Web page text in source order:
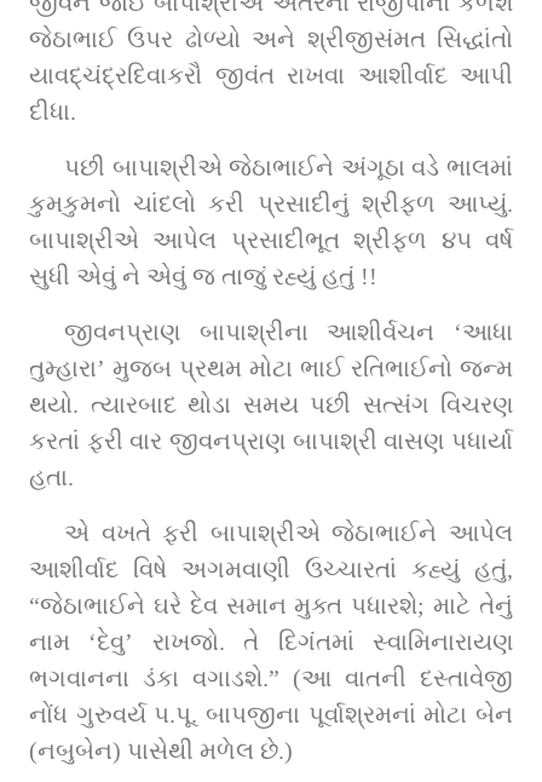
જેઠાભાઈ ઉપર ઢોળ્યો અને શ્રીજીસંમત સિદ્ધાંતો
યાવદ્‌ચંદ્રદિવાકરૌ જીવંત રાખવા આશીર્વાદ આપી
દીધા.
પછી બાપાશ્રીએ જેઠાભાઈને અંગૂઠા વડે ભાલમાં
કુમકુમનો ચાંદલો કરી પ્રસાદીનું શ્રીફળ આપ્યું.
બાપાશ્રીએ આપેલ પ્રસાદીભૂત શ્રીફળ ૪૫ વર્ષ
સુધી એવું ને એવું જ તાજું રહ્યું હતું !!
જીવનપ્રાણ બાપાશ્રીના આશીર્વચન ‘આધા
તુમ્હારા’ મુજબ પ્રથમ મોટા ભાઈ રતિભાઈનો જન્મ
થયો. ત્યારબાદ થોડા સમય પછી સત્સંગ વિચરણ
કરતાં ફરી વાર જીવનપ્રાણ બાપાશ્રી વાસણ પધાર્યા
હતા.
એ વખતે ફરી બાપાશ્રીએ જેઠાભાઈને આપેલ
આશીર્વાદ વિષે અગમવાણી ઉચ્ચારતાં કહ્યું હતું,
“જેઠાભાઈને ઘરે દેવ સમાન મુક્ત પધારશે; માટે તેનું
નામ ‘દેવુ’ રાખજો. તે દિગંતમાં સ્વામિનારાયણ
ભગવાનના ડંકા વગાડશે.” (આ વાતની દસ્તાવેજી
નોંધ ગુરુવર્ય પ.પૂ. બાપજીના પૂર્વાશ્રમનાં મોટા બેન
(નબુબેન) પાસેથી મળેલ છે.)